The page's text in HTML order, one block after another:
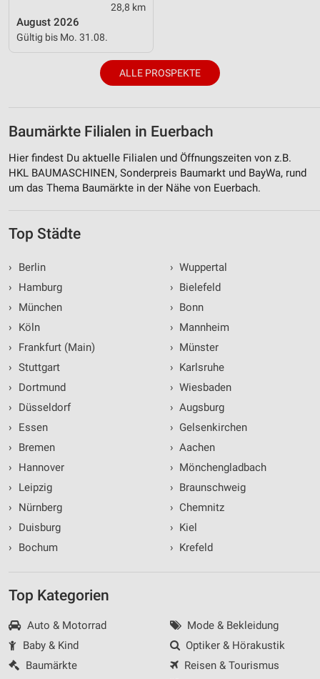
28,8 km
August 2026
Gültig bis Mo. 31.08.
ALLE PROSPEKTE
Baumärkte Filialen in Euerbach
Hier findest Du aktuelle Filialen und Öffnungszeiten von z.B.
HKL BAUMASCHINEN, Sonderpreis Baumarkt und BayWa, rund
um das Thema Baumärkte in der Nähe von Euerbach.
Top Städte
›
Berlin
›
Hamburg
›
München
›
Köln
›
Frankfurt (Main)
› Stuttgart
›
Dortmund
›
Düsseldorf
›
Essen
›
Bremen
›
Hannover
›
Leipzig
›
Nürnberg
›
Duisburg
›
Bochum
› Wuppertal
› Bielefeld
› Bonn
› Mannheim
› Münster
› Karlsruhe
› Wiesbaden
› Augsburg
› Gelsenkirchen
› Aachen
› Mönchengladbach
› Braunschweig
› Chemnitz
› Kiel
› Krefeld
Top Kategorien
Auto & Motorrad
Baby & Kind
Baumärkte
Mode & Bekleidung
Optiker & Hörakustik
Reisen & Tourismus